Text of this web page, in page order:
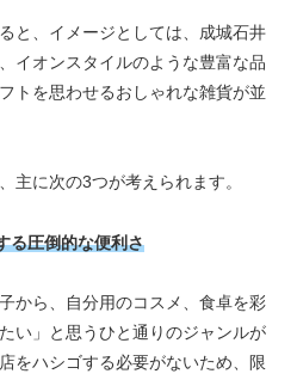
と、イメージとしては、成城石井
イオンスタイルのような豊富な品
トを思わせるおしゃれな雑貨が並
主に次の3つが考えられます。
る圧倒的な便利さ
から、自分用のコスメ、食卓を彩
い」と思うひと通りのジャンルが
をハシゴする必要がないため、限